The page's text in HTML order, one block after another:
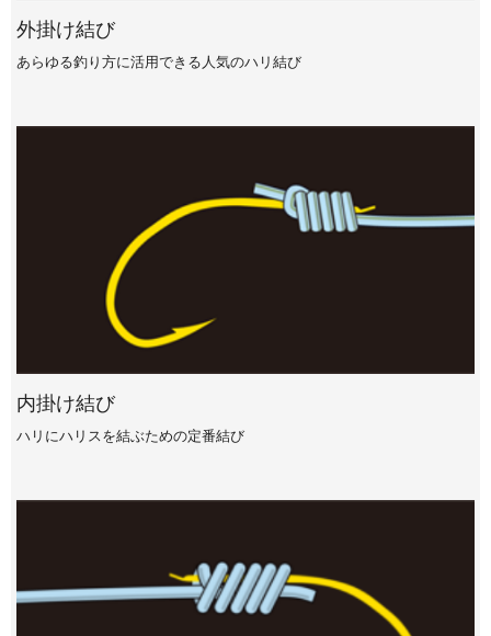
外掛け結び
あらゆる釣り方に活用できる人気のハリ結び
内掛け結び
ハリにハリスを結ぶための定番結び